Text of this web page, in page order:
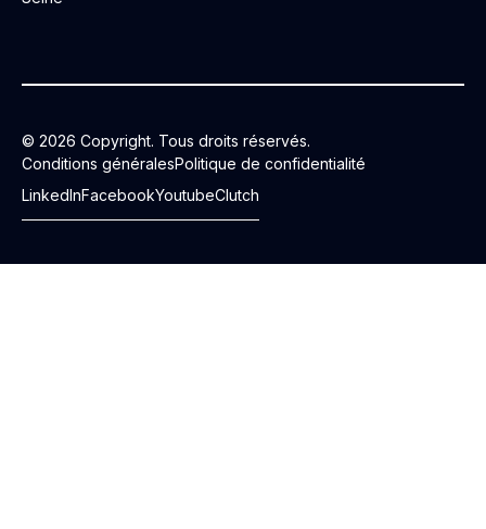
© 2026 Copyright. Tous droits réservés.
Conditions généralesPolitique de confidentialité
LinkedInFacebookYoutubeClutch